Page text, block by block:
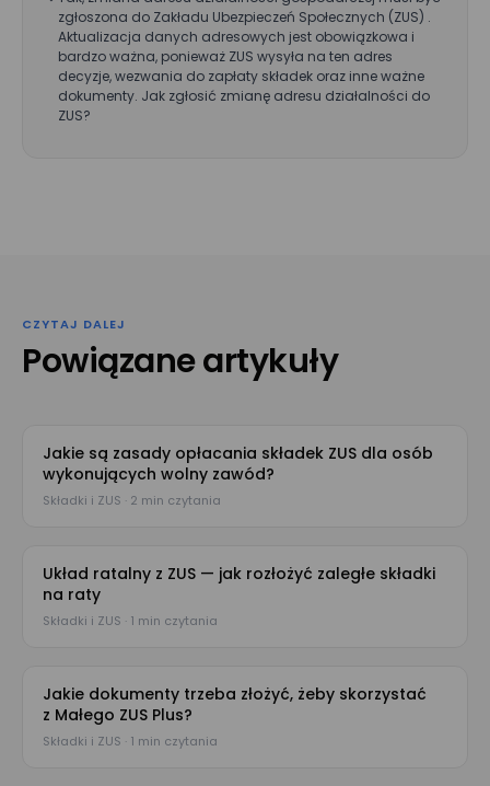
zgłoszona do Zakładu Ubezpieczeń Społecznych (ZUS) .
Aktualizacja danych adresowych jest obowiązkowa i
bardzo ważna, ponieważ ZUS wysyła na ten adres
decyzje, wezwania do zapłaty składek oraz inne ważne
dokumenty. Jak zgłosić zmianę adresu działalności do
ZUS?
CZYTAJ DALEJ
Powiązane artykuły
Jakie są zasady opłacania składek ZUS dla osób
wykonujących wolny zawód?
Składki i ZUS · 2 min czytania
Układ ratalny z ZUS — jak rozłożyć zaległe składki
na raty
Składki i ZUS · 1 min czytania
Jakie dokumenty trzeba złożyć, żeby skorzystać
z Małego ZUS Plus?
Składki i ZUS · 1 min czytania
Wyrażam zgodę na przetwarzanie moich danych osobowych
podanych w powyższym formularzu przez Mizzox S.A. w celu
kontaktu w sprawie umówienia spotkania lub
przeprowadzenia prezentacji projektu. Zgoda jest dobrowolna
i może być w każdej chwili cofnięta poprzez kontakt z
administratorem danych osobowych.